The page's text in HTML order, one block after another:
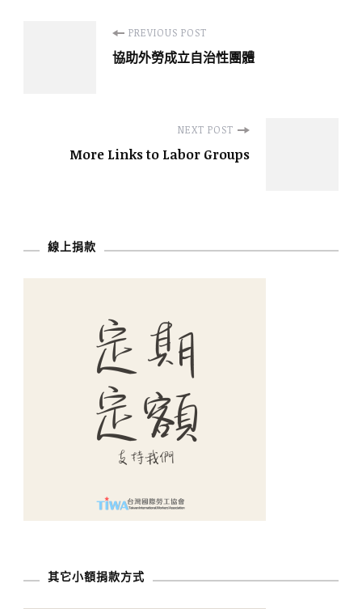
PREVIOUS POST
協助外勞成立自治性團體
NEXT POST
More Links to Labor Groups
線上捐款
其它小額捐款方式